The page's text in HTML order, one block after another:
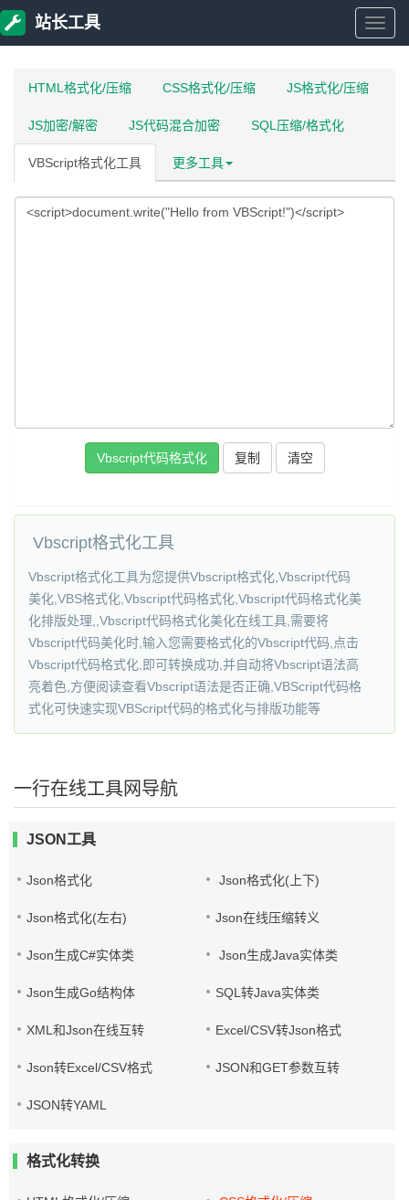
站
站长工具
HTML格式化/压缩 CSS格式化/压缩 JS格式化/压缩
JS加密/解密 JS代码混合加密 SQL压缩/格式化
VBScript格式化工具 更多工具
Vbscript代码格式化 复制
Vbscript格式化工具
Vbscript格式化工具为您提供Vbscript格式化,Vbscript代码
美化,VBS格式化,Vbscript代码格式化,Vbscript代码格式化美
化排版处理,,Vbscript代码格式化美化在线工具,需要将
Vbscript代码美化时,输入您需要格式化的Vbscript代码,点击
Vbscript代码格式化,即可转换成功,并自动将Vbscript语法高
亮着色,方便阅读查看Vbscript语法是否正确,VBScript代码格
式化可快速实现VBScript代码的格式化与排版功能等
一行在线工具网导航
JSON工具
Json格式化 Json格式化(上下)
Json格式化(左右) Json在线压缩转义
Json生成C#实体类 Json生成Java实体类
Json生成Go结构体 SQL转Java实体类
XML和Json在线互转 Excel/CSV转Json格式
Json转Excel/CSV格式 JSON和GET参数互转
JSON转YAML
格式化转换